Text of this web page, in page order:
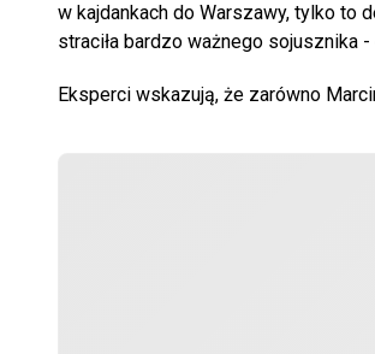
w kajdankach do Warszawy, tylko to
straciła bardzo ważnego sojusznika -
Eksperci wskazują, że zarówno